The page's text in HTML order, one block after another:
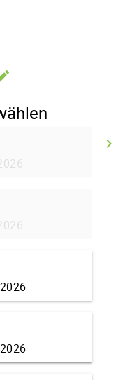
keyboard_arrow_right